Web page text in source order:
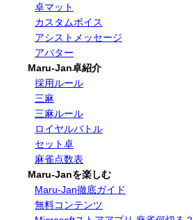
卓マット
カスタムボイス
アシストメッセージ
アバター
Maru-Jan卓紹介
採用ルール
三麻
三麻ルール
ロイヤルバトル
セット卓
麻雀点数表
Maru-Janを楽しむ
Maru-Jan徹底ガイド
無料コンテンツ